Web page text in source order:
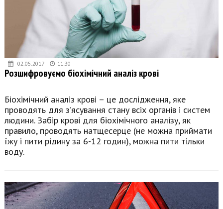
02.05.2017 11:30
Розшифровуємо біохімічний аналіз крові
Біохімічний аналіз крові – це дослідження, яке
проводять для з’ясування стану всіх органів і систем
людини. Забір крові для біохімічного аналізу, як
правило, проводять натщесерце (не можна приймати
їжу і пити рідину за 6-12 годин), можна пити тільки
воду.